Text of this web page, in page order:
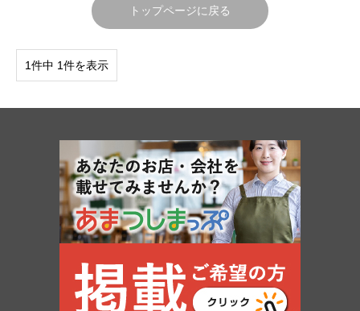
トップページに戻る
1件中 1件を表示